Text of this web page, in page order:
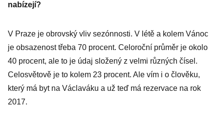
nabízejí?
V Praze je obrovský vliv sezónnosti. V létě a kolem Vánoc
je obsazenost třeba 70 procent. Celoroční průměr je okolo
40 procent, ale to je údaj složený z velmi různých čísel.
Celosvětově je to kolem 23 procent. Ale vím i o člověku,
který má byt na Václaváku a už teď má rezervace na rok
2017.